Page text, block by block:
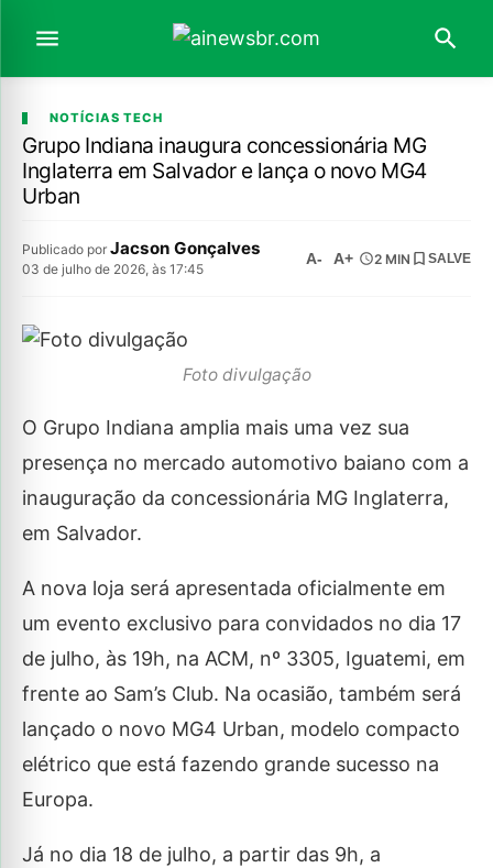
NOTÍCIAS TECH
Grupo Indiana inaugura concessionária MG
Inglaterra em Salvador e lança o novo MG4
Urban
Publicado por Jacson Gonçalves
03 de julho de 2026, às 17:45
A- A+ 2 MIN SALVE
Foto divulgação
O Grupo Indiana amplia mais uma vez sua
presença no mercado automotivo baiano com a
inauguração da concessionária MG Inglaterra,
em Salvador.
A nova loja será apresentada oficialmente em
um evento exclusivo para convidados no dia 17
de julho, às 19h, na ACM, nº 3305, Iguatemi, em
frente ao Sam’s Club. Na ocasião, também será
lançado o novo MG4 Urban, modelo compacto
elétrico que está fazendo grande sucesso na
Europa.
Já no dia 18 de julho, a partir das 9h, a